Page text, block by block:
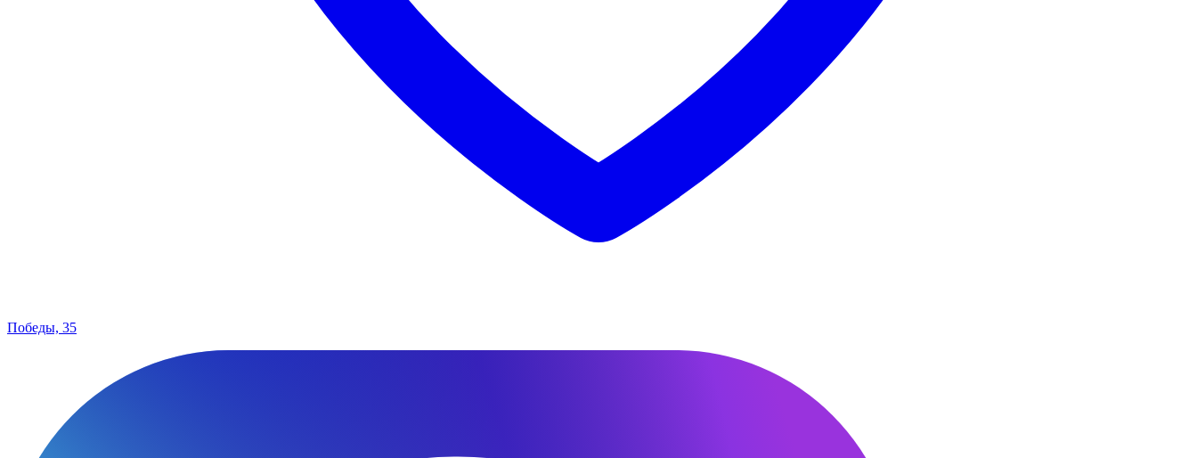
Победы, 35